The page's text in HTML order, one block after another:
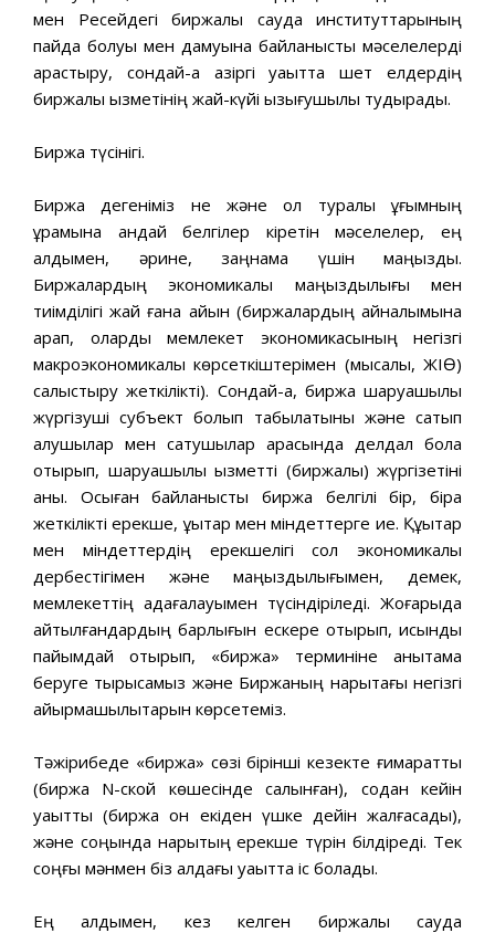
мен Ресейдегі биржалық сауда институттарының
пайда болуы мен дамуына байланысты мәселелерді
қарастыру, сондай-ақ қазіргі уақытта шет елдердің
биржалық қызметінің жай-күйі қызығушылық тудырады.
Биржа түсінігі.
Биржа дегеніміз не және ол туралы ұғымның
құрамына қандай белгілер кіретін мәселелер, ең
алдымен, әрине, заңнама үшін маңызды.
Биржалардың экономикалық маңыздылығы мен
тиімділігі жай ғана айқын (биржалардың айналымына
қарап, оларды мемлекет экономикасының негізгі
макроэкономикалық көрсеткіштерімен (мысалы, ЖІӨ)
салыстыру жеткілікті). Сондай-ақ, биржа шаруашылық
жүргізуші субъект болып табылатыны және сатып
алушылар мен сатушылар арасында делдал бола
отырып, шаруашылық қызметті (биржалық) жүргізетіні
анық. Осыған байланысты биржа белгілі бір, бірақ
жеткілікті ерекше, құқықтар мен міндеттерге ие. Құқықтар
мен міндеттердің ерекшелігі сол экономикалық
дербестігімен және маңыздылығымен, демек,
мемлекеттің қадағалауымен түсіндіріледі. Жоғарыда
айтылғандардың барлығын ескере отырып, қисынды
пайымдай отырып, «биржа» терминіне анықтама
беруге тырысамыз және Биржаның нарықтағы негізгі
айырмашылықтарын көрсетеміз.
Тәжірибеде «биржа» сөзі бірінші кезекте ғимаратты
(биржа N-ской көшесінде салынған), содан кейін
уақытты (биржа он екіден үшке дейін жалғасады),
және соңында нарықтың ерекше түрін білдіреді. Тек
соңғы мәнмен біз алдағы уақытта іс болады.
Ең алдымен, кез келген биржалық сауда